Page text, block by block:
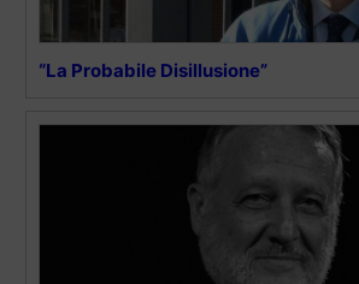
“La Probabile Disillusione”